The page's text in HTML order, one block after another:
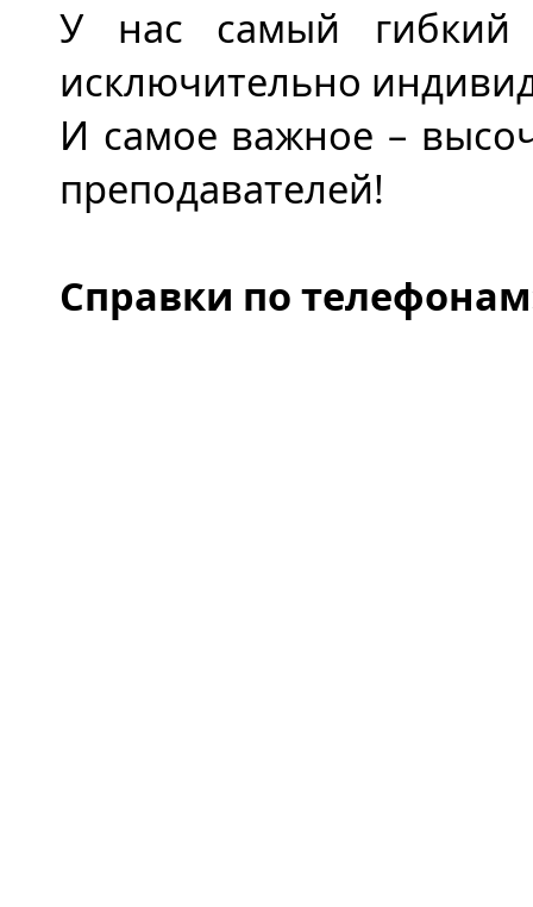
У нас самый гибкий
исключительно
И самое важное –
преподавателей!
Справки по